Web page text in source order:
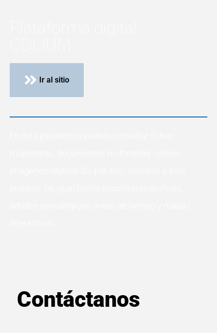
Ir al sitio
Contáctanos